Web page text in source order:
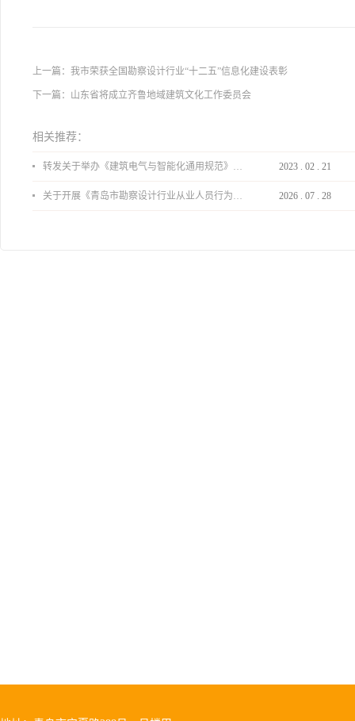
上一篇： 我市荣获全国勘察设计行业“十二五”信息化建设表彰
下一篇： 山东省将成立齐鲁地域建筑文化工作委员会
相关推荐：
转发关于举办《建筑电气与智能化通用规范》 GB55024-2022公益宣贯的通知 2023 . 02 . 21
关于开展《青岛市勘察设计行业从业人员行为导则》、《青岛市住宅工程设计审查品质提升指引（2026版）》宣贯活动的通知 2026 . 07 . 28